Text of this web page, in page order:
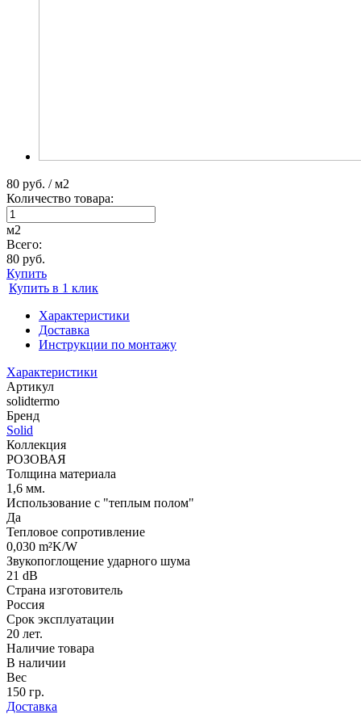
80 руб. / м2
Количество товара:
м2
Всего:
80 руб.
Купить
Купить в 1 клик
Характеристики
Доставка
Инструкции по монтажу
Характеристики
Артикул
solidtermo
Бренд
Solid
Коллекция
РОЗОВАЯ
Толщина материала
1,6 мм.
Использование с "теплым полом"
Да
Тепловое сопротивление
0,030 m²K/W
Звукопоглощение ударного шума
21 dB
Страна изготовитель
Россия
Срок эксплуатации
20 лет.
Наличие товара
В наличии
Вес
150 гр.
Доставка